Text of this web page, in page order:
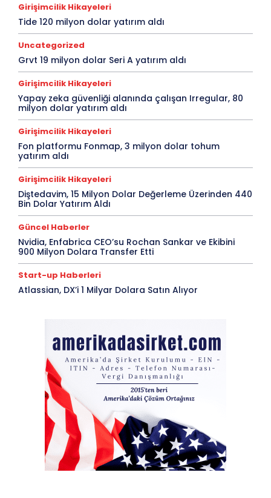
Girişimcilik Hikayeleri
Tide 120 milyon dolar yatırım aldı
Uncategorized
Grvt 19 milyon dolar Seri A yatırım aldı
Girişimcilik Hikayeleri
Yapay zeka güvenliği alanında çalışan Irregular, 80
milyon dolar yatırım aldı
Girişimcilik Hikayeleri
Fon platformu Fonmap, 3 milyon dolar tohum
yatırım aldı
Girişimcilik Hikayeleri
Diştedavim, 15 Milyon Dolar Değerleme Üzerinden 440
Bin Dolar Yatırım Aldı
Güncel Haberler
Nvidia, Enfabrica CEO’su Rochan Sankar ve Ekibini
900 Milyon Dolara Transfer Etti
Start-up Haberleri
Atlassian, DX’i 1 Milyar Dolara Satın Alıyor